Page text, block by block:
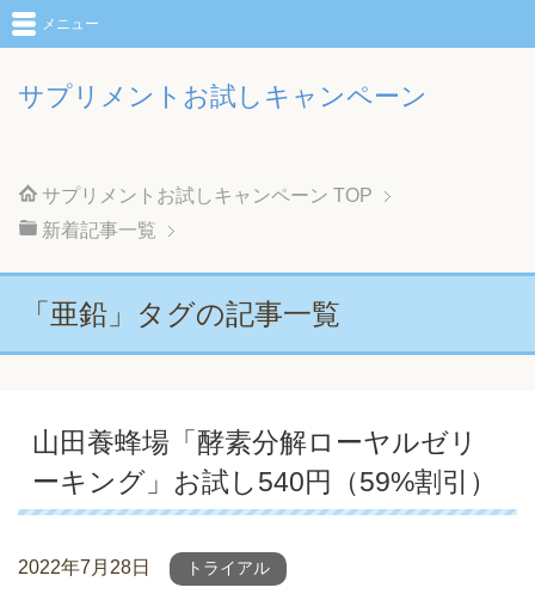
サプリメントお試しキャンペーン
メニュー
サプリメントお試しキャンペーン TOP
新着記事一覧
「亜鉛」タグの記事一覧
山田養蜂場「酵素分解ローヤルゼリ
ーキング」お試し540円（59%割引）
2022年7月28日 トライアル